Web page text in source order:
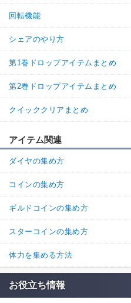
回転機能
シェアのやり方
第1巻ドロップアイテムまとめ
第2巻ドロップアイテムまとめ
クイッククリアまとめ
アイテム関連
ダイヤの集め方
コインの集め方
ギルドコインの集め方
スターコインの集め方
体力を集める方法
お役立ち情報